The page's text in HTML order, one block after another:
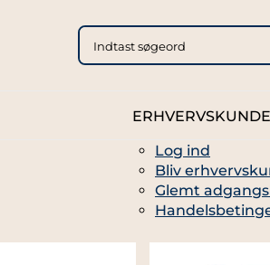
ERHVERVSKUNDE
Log ind
Bliv
Glemt